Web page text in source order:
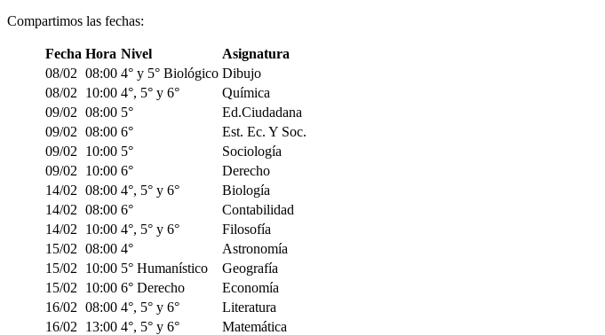
Compartimos las fechas:
Fecha Hora Nivel
Asignatura
08/02 08:00 4° y 5° Biológico Dibujo
08/02
10:00 4°, 5° y 6°
Química
09/02 08:00 5°
Ed.Ciudadana
09/02 08:00 6°
Est. Ec. Y Soc.
09/02
10:00 5°
Sociología
09/02
10:00 6°
Derecho
14/02 08:00 4°, 5° y 6°
Biología
14/02 08:00 6°
Contabilidad
14/02
10:00 4°, 5° y 6°
Filosofía
15/02 08:00 4°
Astronomía
15/02
10:00 5° Humanístico
Geografía
15/02
10:00 6° Derecho
Economía
16/02 08:00 4°, 5° y 6°
Literatura
16/02
13:00 4°, 5° y 6°
Matemática